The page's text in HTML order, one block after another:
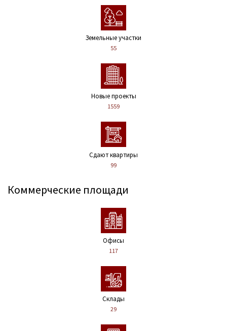
Земельные участки
55
Новые проекты
1559
Сдают квартиры
99
Коммерческие площади
Офисы
117
Склады
29